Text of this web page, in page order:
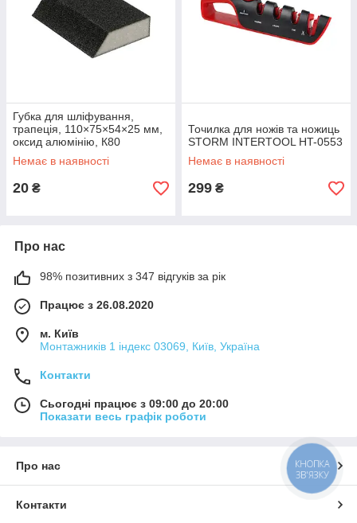
Губка для шліфування,
трапеція, 110×75×54×25 мм,
оксид алюмінію, К80
INTERTOOL HT-0808
Немає в наявності
20 ₴
Точилка для ножів та ножиць
STORM INTERTOOL HT-0553
Немає в наявності
299 ₴
Про нас
98% позитивних з 347 відгуків за рік
Працює з 26.08.2020
м. Київ
Монтажників 1 індекс 03069, Київ, Україна
Контакти
Сьогодні працює з 09:00 до 20:00
Показати весь графік роботи
Про нас
Контакти
КНОПКА
ЗВ'ЯЗКУ